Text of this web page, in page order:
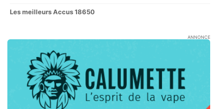
Les meilleurs Accus 18650
ANNONCE